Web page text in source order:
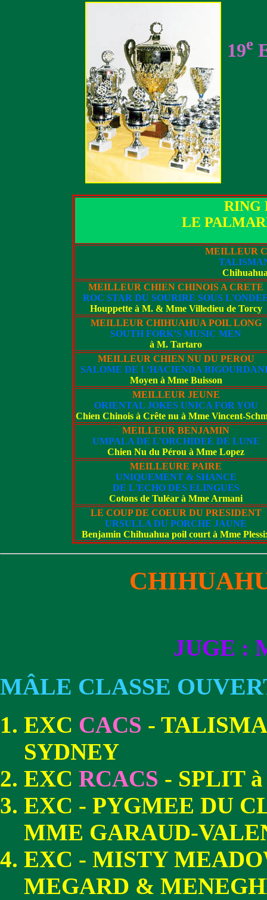
19e
RING
LE
MEILLEUR
MEILLEUR CHIEN CHINOIS A CRETE
ROC STAR DU SOURIRE SOUS
Houppette à M. & Mme Villedieu de Torcy
MEILLEUR CHIHUAHUA POIL LONG
SOUTH FORK’S MUSIC MEN
à M. Tartaro
MEILLEUR CHIEN NU DU PEROU
SALOME DE L’HACIENDA
Moyen à Mme Buisson
MEILLEUR JEUNE
ORIENTAL JOKES UNICA FOR YOU
Chien Chinois à Crête nu à Mme Vincent-
MEILLEUR BENJAMIN
UMPALA DE L’ORCHIDEE DE LUNE
Chien Nu du Pérou à Mme Lopez
MEILLEURE PAIRE
UNIQUEMENT & SHANCE
DE L'ECHO DES ELINGUES
Cotons de Tuléar à Mme Armani
LE COUP DE COEUR DU PRESIDENT
URSULLA DU PORCHE JAUNE
Benjamin Chihuahua poil court à Mme
JUGE :
MÂLE CLASSE
EXC CACS -
SYDNEY
EXC RCACS - SPLIT
EXC - PYGMEE DU
MME GARAUD-
EXC - MISTY
MEGARD &